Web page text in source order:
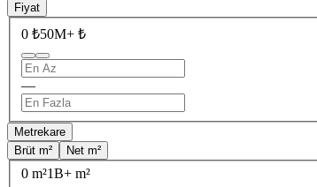
Fiyat
0 ₺50M+ ₺
—
Metrekare
Brüt m²
Net m²
0 m²1B+ m²